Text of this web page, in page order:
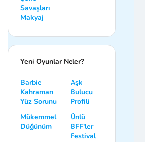
Savaşları
Makyaj
Yeni Oyunlar Neler?
Barbie
Kahraman
Yüz Sorunu
Aşk
Bulucu
Profili
Mükemmel
Düğünüm
Ünlü
BFF'ler
Festival